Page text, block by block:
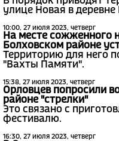
улице Новая в деревне
10:00, 27 июля 2023, четверг
На месте сожженного
Болховском районе
Территорию для него
"Вахты Памяти".
15:38, 27 июля 2023, четверг
Орловцев попросили
районе "стрелки"
Это связано с
фестивалю.
16:30, 27 июля 2023, четверг